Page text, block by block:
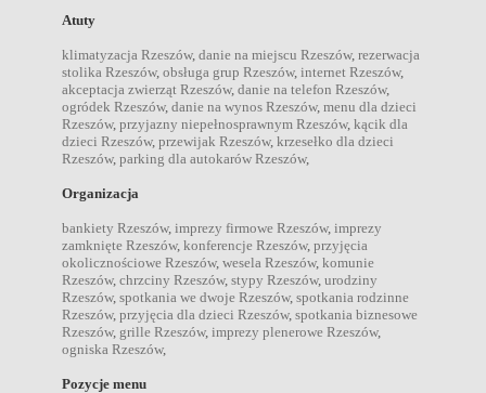
Atuty
klimatyzacja Rzeszów, danie na miejscu Rzeszów, rezerwacja
stolika Rzeszów, obsługa grup Rzeszów, internet Rzeszów,
akceptacja zwierząt Rzeszów, danie na telefon Rzeszów,
ogródek Rzeszów, danie na wynos Rzeszów, menu dla dzieci
Rzeszów, przyjazny niepełnosprawnym Rzeszów, kącik dla
dzieci Rzeszów, przewijak Rzeszów, krzesełko dla dzieci
Rzeszów, parking dla autokarów Rzeszów,
Organizacja
bankiety Rzeszów, imprezy firmowe Rzeszów, imprezy
zamknięte Rzeszów, konferencje Rzeszów, przyjęcia
okolicznościowe Rzeszów, wesela Rzeszów, komunie
Rzeszów, chrzciny Rzeszów, stypy Rzeszów, urodziny
Rzeszów, spotkania we dwoje Rzeszów, spotkania rodzinne
Rzeszów, przyjęcia dla dzieci Rzeszów, spotkania biznesowe
Rzeszów, grille Rzeszów, imprezy plenerowe Rzeszów,
ogniska Rzeszów,
Pozycje menu